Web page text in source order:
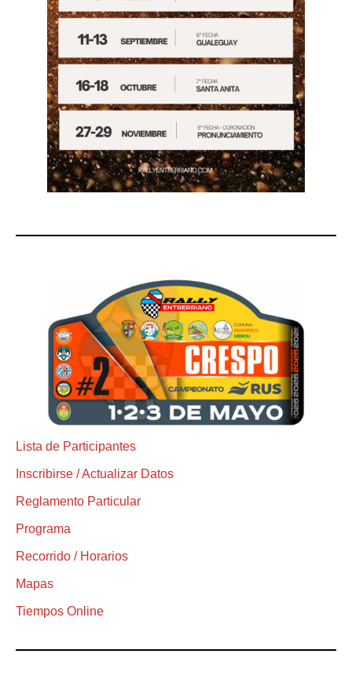
Lista de Participantes
Inscribirse / Actualizar Datos
Reglamento Particular
Programa
Recorrido / Horarios
Mapas
Tiempos Online